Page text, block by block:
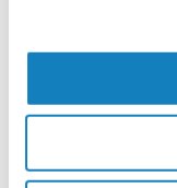
información
la Política de
9 de